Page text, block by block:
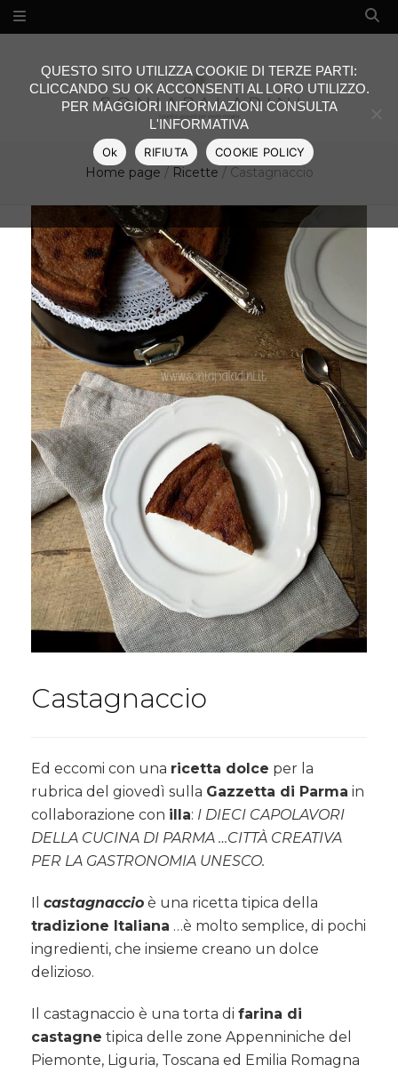
Home page / Ricette / Castagnaccio
Castagnaccio
Ed eccomi con una ricetta dolce per la
rubrica del giovedì sulla Gazzetta di Parma in
collaborazione con illa: I DIECI CAPOLAVORI
DELLA CUCINA DI PARMA …CITTÀ CREATIVA
PER LA GASTRONOMIA UNESCO.
Il castagnaccio è una ricetta tipica della
tradizione Italiana …è molto semplice, di pochi
ingredienti, che insieme creano un dolce
delizioso.
Il castagnaccio è una torta di farina di
castagne tipica delle zone Appenniniche del
Piemonte, Liguria, Toscana ed Emilia Romagna
QUESTO SITO UTILIZZA COOKIE DI TERZE PARTI:
CLICCANDO SU OK ACCONSENTI AL LORO UTILIZZO.
PER MAGGIORI INFORMAZIONI CONSULTA
L'INFORMATIVA
Ok RIFIUTA COOKIE POLICY